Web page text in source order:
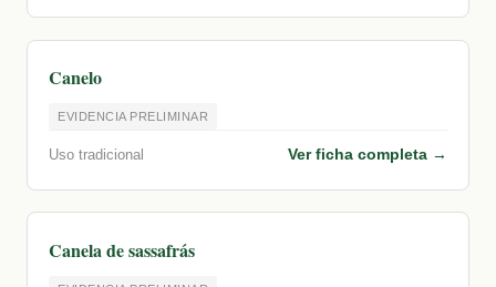
Canelo
EVIDENCIA PRELIMINAR
Uso tradicional Ver ficha completa →
Canela de sassafrás